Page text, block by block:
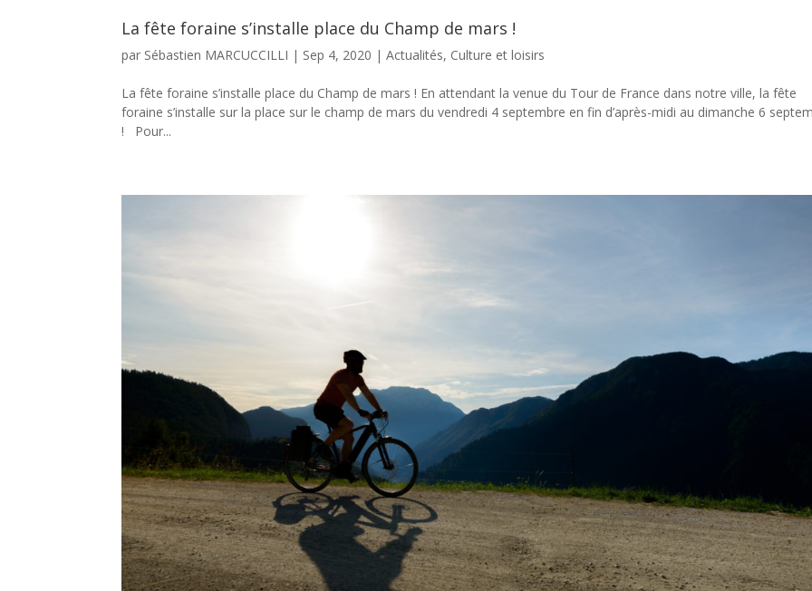
La fête foraine s’installe place du Champ de mars !
par Sébastien MARCUCCILLI | Sep 4, 2020 |Actualités, Culture et loisirs
La fête foraine s’installe place du Champ de mars ! En attendant la venue du Tour de France dans notre ville, la fête
foraine s’installe sur la place sur le champ de mars du vendredi 4 septembre en fin d’après-midi au dimanche 6
! Pour...